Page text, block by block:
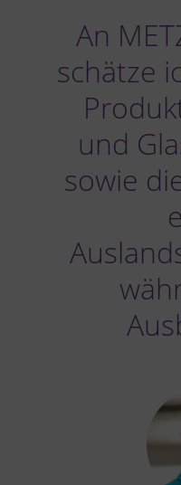
An
schätze
und
sowie